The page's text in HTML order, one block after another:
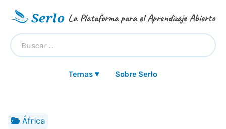
La Plataforma para el Aprendizaje Abierto
Temas ▾ Sobre Serlo
África